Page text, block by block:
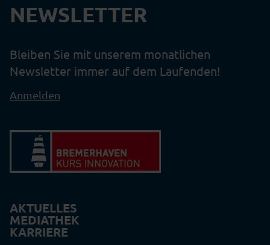
NEWSLETTER
Bleiben Sie mit unserem monatlichen
Newsletter immer auf dem Laufenden!
Anmelden
AKTUELLES
MEDIATHEK
KARRIERE